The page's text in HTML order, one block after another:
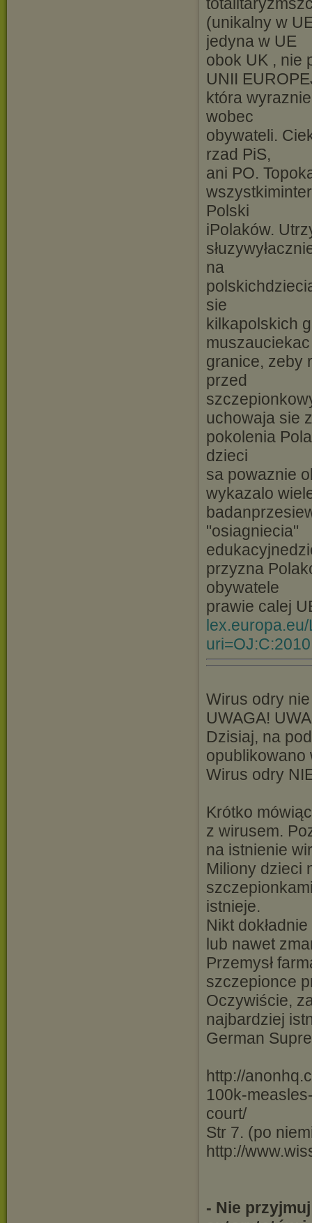
(unikalny w
jedyna w UE
obok UK , nie
UNII
która
wobec
obywateli.
rzad PiS,
ani PO.
Polski
iPolaków.
na
sie
kilkapolskich
granice, zeby
przed
uchowaja sie
pokolenia
dzieci
sa powaznie
wykazalo
"osiagniecia"
przyzna
obywatele
prawie calej
Wirus odry
UWAGA!
Dzisiaj, na
opublikowano
Wirus odry
Krótko
z wirusem.
na istnienie
Miliony dzieci
istnieje.
Nikt
lub nawet
Przemysł
szczepionce
Oczywiście,
najbardziej
German
http://
100k-
court/
Str 7. (po
http://
- Nie